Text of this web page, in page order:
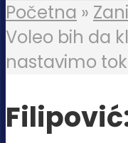
Početna »
Voleo bih da
nastavimo